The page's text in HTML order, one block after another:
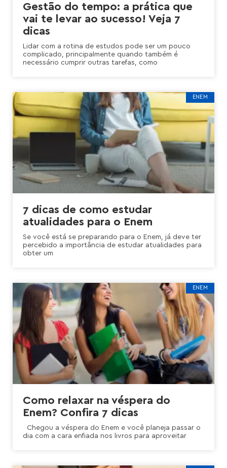
Gestão do tempo: a prática que
vai te levar ao sucesso! Veja 7
dicas
Lidar com a rotina de estudos pode ser um pouco
complicado, principalmente quando também é
necessário cumprir outras tarefas, como
ENEM
7 dicas de como estudar
atualidades para o Enem
Se você está se preparando para o Enem, já deve ter
percebido a importância de estudar atualidades para
obter um
ENEM
Como relaxar na véspera do
Enem? Confira 7 dicas
Chegou a véspera do Enem e você planeja passar o
dia com a cara enfiada nos livros para aproveitar